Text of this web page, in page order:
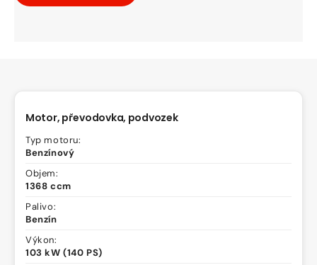
Motor, převodovka, podvozek
Typ motoru:
Benzínový
Objem:
1368 ccm
Palivo:
Benzín
Výkon:
103 kW (140 PS)